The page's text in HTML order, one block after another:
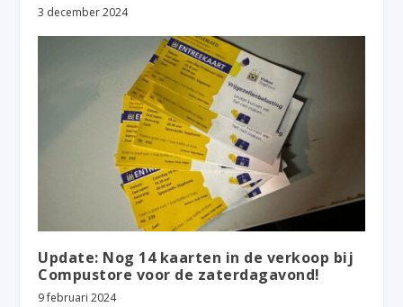
3 december 2024
Update: Nog 14 kaarten in de verkoop bij
Compustore voor de zaterdagavond!
9 februari 2024